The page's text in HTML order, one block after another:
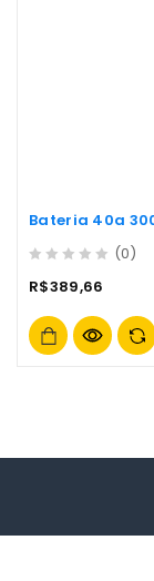
Bateria 40a
out
5
(0)
R$389,66